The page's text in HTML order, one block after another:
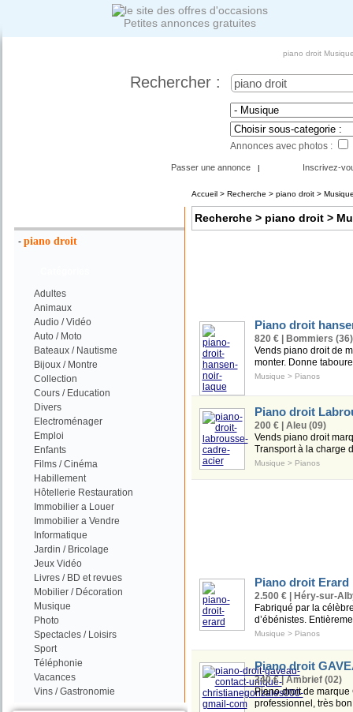
Petites annonces gratuites
piano droit
Rechercher :
Annonces avec photos :
Passer une annonce | Inscrivez-
- piano droit
Adultes
Animaux
Audio / Vidéo
Auto / Moto
Bateaux / Nautisme
Bijoux / Montre
Collection
Cours / Education
Divers
Electroménager
Emploi
Enfants
Films / Cinéma
Habillement
Hôtellerie Restauration
Immobilier a Louer
Immobilier a Vendre
Informatique
Jardin / Bricolage
Jeux Vidéo
Livres / BD et revues
Mobilier / Décoration
Musique
Photo
Spectacles / Loisirs
Sport
Téléphonie
Vacances
Vins / Gastronomie
Accueil> Recherche > piano droit >
Recherche> piano droit >
Piano droit
820 € | Bommiers (36)
Vends piano droit de
monter. Donne
Musique > Pianos
Piano droit
200 € | Aleu (09)
Vends piano droit
Transport à la charge
Musique > Pianos
Piano droit Erard
2.500 € | Héry-sur-
Fabriqué par la
d’ébénistes.
Musique > Pianos
Piano droit
340 € | Ambrief (02)
Piano droit de marque
professionnel, très